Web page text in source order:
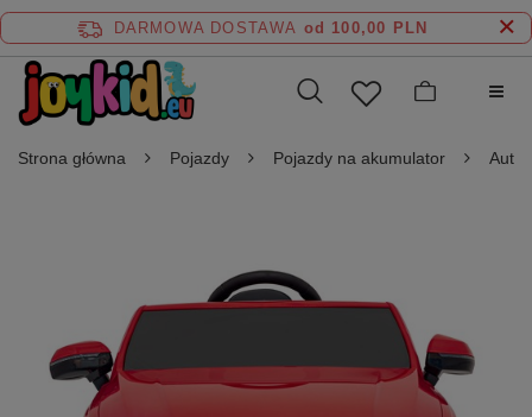
DARMOWA DOSTAWA od 100,00 PLN
Strona główna Pojazdy Pojazdy na akumulator Auta